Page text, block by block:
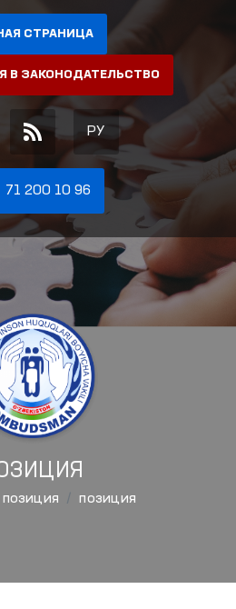
СТРАНИЦА
В ЗАКОНОДАТЕЛЬСТВО
РУ
71 200 10 96
позиция позиция